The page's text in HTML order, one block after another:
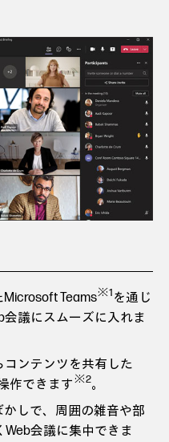
Microsoft Teams※1を通じ
議にスムーズに入れま
ンテンツを共有した
作できます※2。
しで、周囲の雑音や部
会議に集中できま